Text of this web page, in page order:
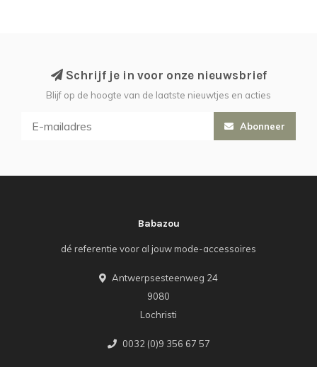
Schrijf je in voor onze nieuwsbrief
Blijf op de hoogte van de laatste nieuwtjes en acties
Abonneer
Babazou
dé referentie voor al jouw mode-accessoires
Antwerpsesteenweg 24
9080
Lochristi
0032 (0)9 356 67 57